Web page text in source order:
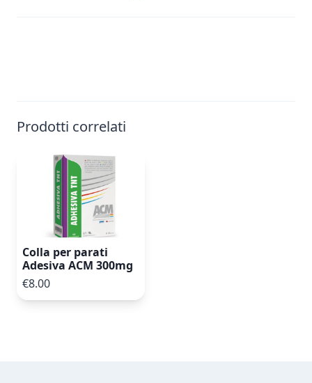
Prodotti correlati
Colla per parati
Adesiva ACM 300mg
€8.00